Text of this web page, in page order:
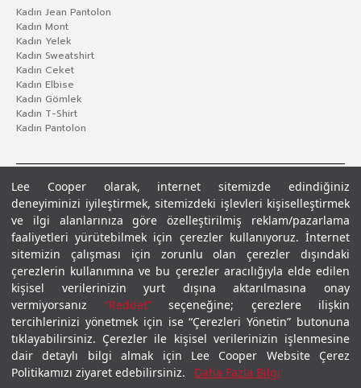
Lee Cooper olarak, internet sitemizde edindiğiniz
deneyiminizi iyileştirmek, sitemizdeki işlevleri kişiselleştirmek
ve ilgi alanlarınıza göre özelleştirilmiş reklam/pazarlama
faaliyetleri yürütebilmek için çerezler kullanıyoruz. İnternet
sitemizin çalışması için zorunlu olan çerezler dışındaki
çerezlerin kullanımına ve bu çerezler aracılığıyla elde edilen
kişisel verilerinizin yurt dışına aktarılmasına onay
vermiyorsanız “Reddet”seçeneğine; çerezlere ilişkin
tercihlerinizi yönetmek için ise “Çerezleri Yönetin” butonuna
tıklayabilirsiniz. Çerezler ile kişisel verilerinizin işlenmesine
dair detaylı bilgi almak için Lee Cooper Website Çerez
Politikamızı ziyaret edebilirsiniz.
Daha Fazla Bilgi
Kadın Jean Pantolon
Kadın Mont
Kadın Yelek
Kadın Sweatshirt
Kadın Ceket
Kadın Elbise
Kadın Gömlek
Kadın T-Shirt
Kadın Pantolon
Gizlilik PolitikasıÇerez Politikası KVKK Aydınlatma MetniŞartlar ve Koşullar
© 2026 Leecooper - Tüm Hakları Saklıdır.